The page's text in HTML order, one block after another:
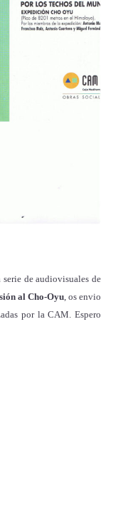
serie de audiovisuales de
al Cho-Oyu, os envio
por la CAM. Espero